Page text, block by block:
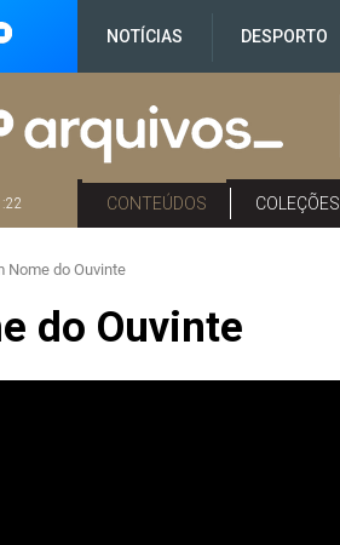
NOTÍCIAS DESPORTO
CONTEÚDOS COLEÇÕES
Nome do Ouvinte
do Ouvinte